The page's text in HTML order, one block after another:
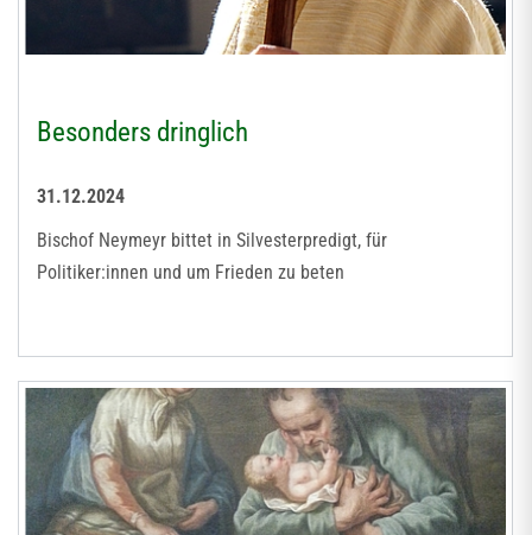
Besonders dringlich
31.12.2024
Bischof Neymeyr bittet in Silvesterpredigt, für
Politiker:innen und um Frieden zu beten